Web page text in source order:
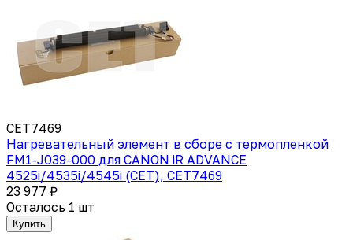
CET7469
Нагревательный элемент в сборе с термопленкой
FM1-J039-000 для CANON iR ADVANCE
4525i/4535i/4545i (CET), CET7469
23 977 ₽
Осталось 1 шт
Купить